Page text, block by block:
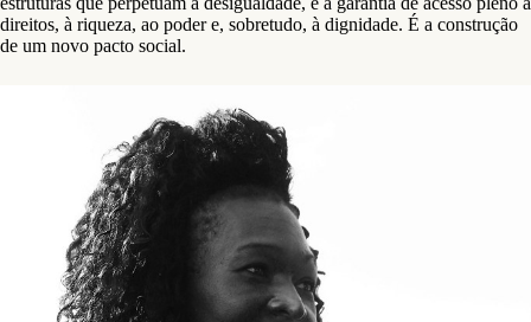
direitos, à riqueza, ao poder e, sobretudo, à dignidade. É a construção
de um novo pacto social.